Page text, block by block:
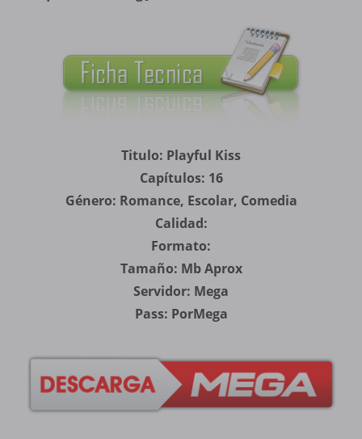
Titulo: Playful Kiss
Capítulos: 16
Género: Romance, Escolar, Comedia
Calidad:
Formato:
Tamaño: Mb Aprox
Servidor: Mega
Pass: PorMega